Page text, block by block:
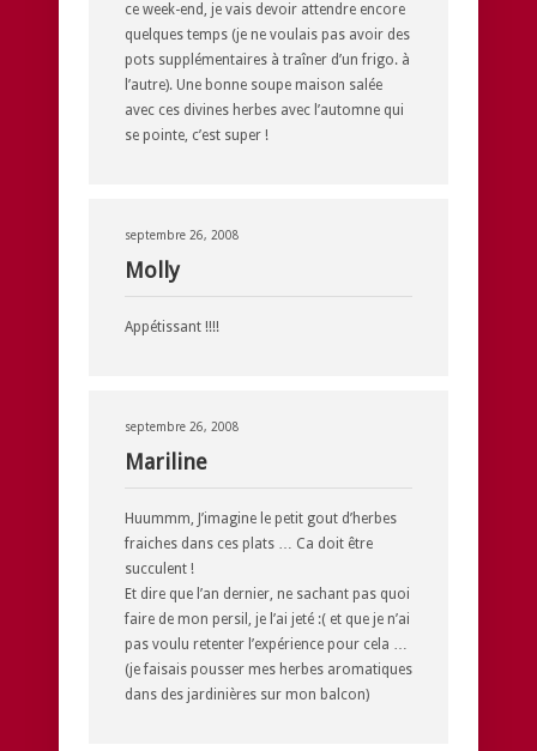
ce week-end, je vais devoir attendre encore
quelques temps (je ne voulais pas avoir des
pots supplémentaires à traîner d’un frigo. à
l’autre). Une bonne soupe maison salée
avec ces divines herbes avec l’automne qui
se pointe, c’est super !
septembre 26, 2008
Molly
Appétissant !!!!
septembre 26, 2008
Mariline
Huummm, J’imagine le petit gout d’herbes
fraiches dans ces plats … Ca doit être
succulent !
Et dire que l’an dernier, ne sachant pas quoi
faire de mon persil, je l’ai jeté :( et que je n’ai
pas voulu retenter l’expérience pour cela …
(je faisais pousser mes herbes aromatiques
dans des jardinières sur mon balcon)